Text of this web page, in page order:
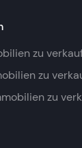
zu
zu
zu